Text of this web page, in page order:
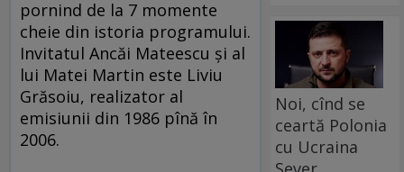
pornind de la 7 momente
cheie din istoria programului.
Invitatul Ancăi Mateescu și al
lui Matei Martin este Liviu
Grăsoiu, realizator al
emisiunii din 1986 pînă în
2006.
Noi, cînd se
ceartă Polonia
cu Ucraina